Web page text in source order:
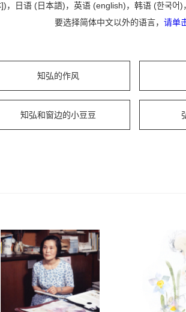
日语 (日本語)，英语 (english)，韩语 (한국어
要选择简体中文以外的语言， 请单
知弘的作风
知弘和窗边的小豆豆